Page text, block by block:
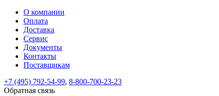
ВходРегистрация
test@example.com
отправлена
по
ней
Восстановление
пароля
Заполните
форму.
Мы
отправим
На
вашу
почту
test@test.ru
Введите
новый
пароль
Пароль
успешно
восстановлен
Обратная
связь
сообщение
успешно
отправлено.
О компании
Оплата
Доставка
Сервис
Документы
Контакты
Поставщикам
+7 (495) 792-54-99, 8-800-700-23-23
Обратная связь